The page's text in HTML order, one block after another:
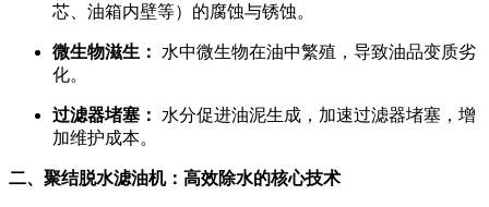
芯、油箱内壁等）的腐蚀与锈蚀。
微生物滋生：
水中微生物在油中繁殖，导致油品变质劣
化。
过滤器堵塞：
水分促进油泥生成，加速过滤器堵塞，增
加维护成本。
二、聚结脱水滤油机：高效除水的核心技术